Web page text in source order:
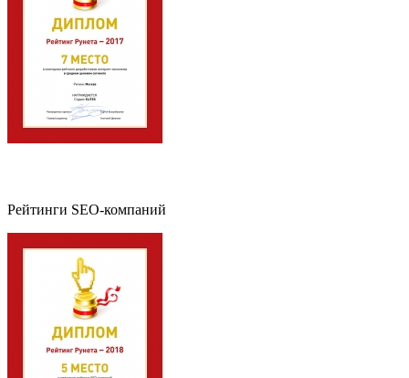
Рейтинги SEO-компаний